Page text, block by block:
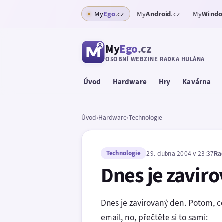
MyEgo.cz MyAndroid.cz My
MyEgo.cz
OSOBNÍ WEBZINE RADKA HULÁNA
Úvod Hardware Hry Kavárna
Úvod›Hardware›Technologie
Technologie 29. dubna 2004 v 23:37
Dnes je
Dnes je zavirovaný den. Potom,
email, no, přečtěte si to sami: